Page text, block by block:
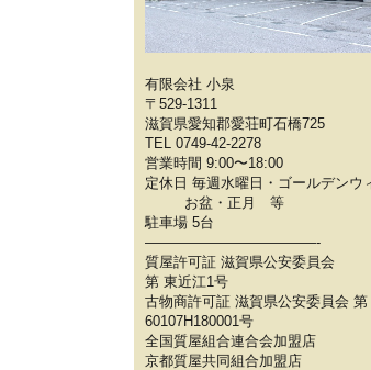
有限会社 小泉
〒529-1311
滋賀県愛知郡愛荘町石橋725
TEL 0749-42-2278
営業時間 9:00〜18:00
定休日 毎週水曜日・ゴールデンウ
お盆・正月 等
駐車場 5台
————————————-
質屋許可証 滋賀県公安委員会
第 東近江1号
古物商許可証 滋賀県公安委員会 第
60107H180001号
全国質屋組合連合会加盟店
京都質屋共同組合加盟店